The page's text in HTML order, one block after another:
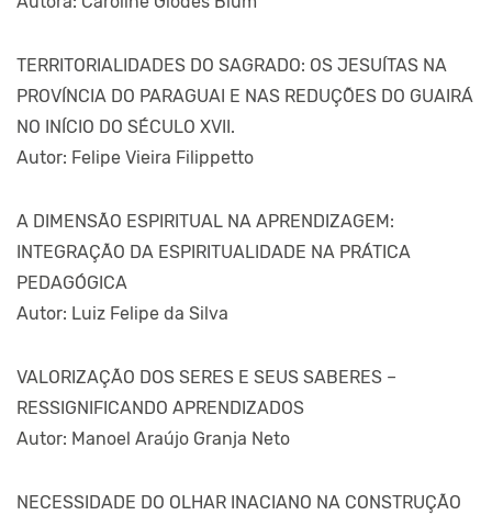
TERRITORIALIDADES DO SAGRADO: OS JESUÍTAS NA
PROVÍNCIA DO PARAGUAI E NAS REDUÇÕES DO GUAIRÁ
NO INÍCIO DO SÉCULO XVII.
Autor: Felipe Vieira Filippetto
A DIMENSÃO ESPIRITUAL NA APRENDIZAGEM:
INTEGRAÇÃO DA ESPIRITUALIDADE NA PRÁTICA
PEDAGÓGICA
Autor: Luiz Felipe da Silva
VALORIZAÇÃO DOS SERES E SEUS SABERES –
RESSIGNIFICANDO APRENDIZADOS
Autor: Manoel Araújo Granja Neto
NECESSIDADE DO OLHAR INACIANO NA CONSTRUÇÃO